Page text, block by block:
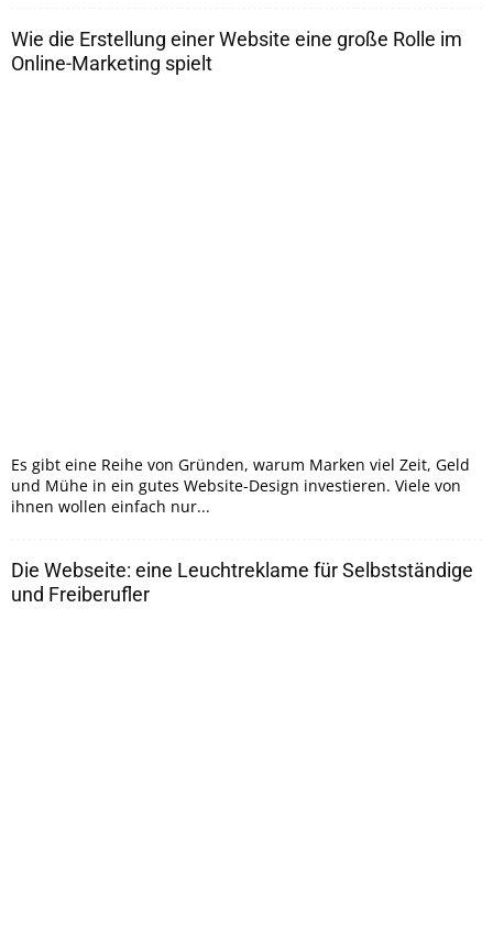
Wie die Erstellung einer Website eine große Rolle im
Online-Marketing spielt
Es gibt eine Reihe von Gründen, warum Marken viel Zeit, Geld
und Mühe in ein gutes Website-Design investieren. Viele von
ihnen wollen einfach nur...
Die Webseite: eine Leuchtreklame für Selbstständige
und Freiberufler